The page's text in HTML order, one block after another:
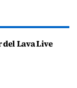
Lava Live